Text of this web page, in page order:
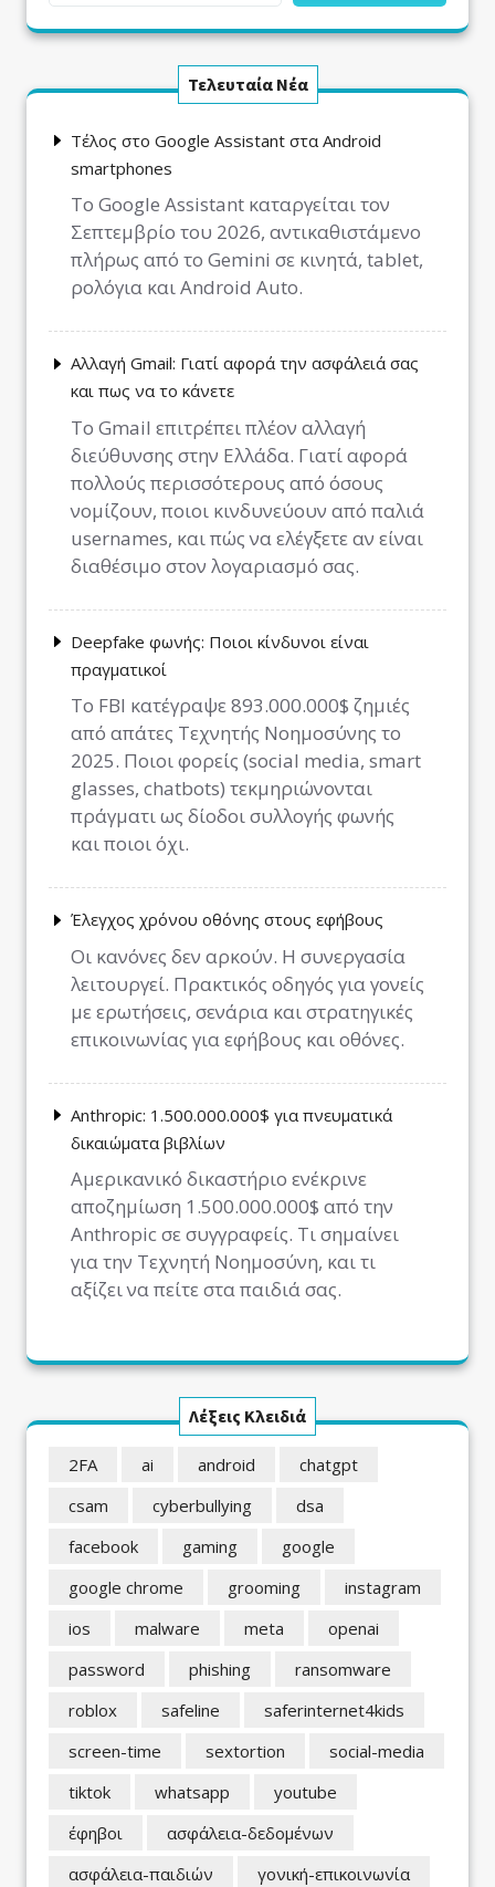
Τελευταία Νέα
Τέλος στο Google Assistant στα Android
smartphones
Το Google Assistant καταργείται τον
Σεπτεμβρίο του 2026, αντικαθιστάμενο
πλήρως από το Gemini σε κινητά, tablet,
ρολόγια και Android Auto.
Αλλαγή Gmail: Γιατί αφορά την ασφάλειά σας
και πως να το κάνετε
Το Gmail επιτρέπει πλέον αλλαγή
διεύθυνσης στην Ελλάδα. Γιατί αφορά
πολλούς περισσότερους από όσους
νομίζουν, ποιοι κινδυνεύουν από παλιά
usernames, και πώς να ελέγξετε αν είναι
διαθέσιμο στον λογαριασμό σας.
Deepfake φωνής: Ποιοι κίνδυνοι είναι
πραγματικοί
Το FBI κατέγραψε 893.000.000$ ζημιές
από απάτες Τεχνητής Νοημοσύνης το
2025. Ποιοι φορείς (social media, smart
glasses, chatbots) τεκμηριώνονται
πράγματι ως δίοδοι συλλογής φωνής
και ποιοι όχι.
Έλεγχος χρόνου οθόνης στους εφήβους
Οι κανόνες δεν αρκούν. Η συνεργασία
λειτουργεί. Πρακτικός οδηγός για γονείς
με ερωτήσεις, σενάρια και στρατηγικές
επικοινωνίας για εφήβους και οθόνες.
Anthropic: 1.500.000.000$ για πνευματικά
δικαιώματα βιβλίων
Αμερικανικό δικαστήριο ενέκρινε
αποζημίωση 1.500.000.000$ από την
Anthropic σε συγγραφείς. Τι σημαίνει
για την Τεχνητή Νοημοσύνη, και τι
αξίζει να πείτε στα παιδιά σας.
Λέξεις Κλειδιά
2FA ai android
chatgpt
csam
cyberbullying
dsa
facebook
gaming
google
google chrome
grooming
instagram
ios
malware meta
openai
password
phishing
ransomware
roblox
safeline
saferinternet4kids
screen-time
sextortion
social-media
tiktok
whatsapp
youtube
έφηβοι
ασφάλεια-δεδομένων
ασφάλεια-παιδιών
γονική-επικοινωνία